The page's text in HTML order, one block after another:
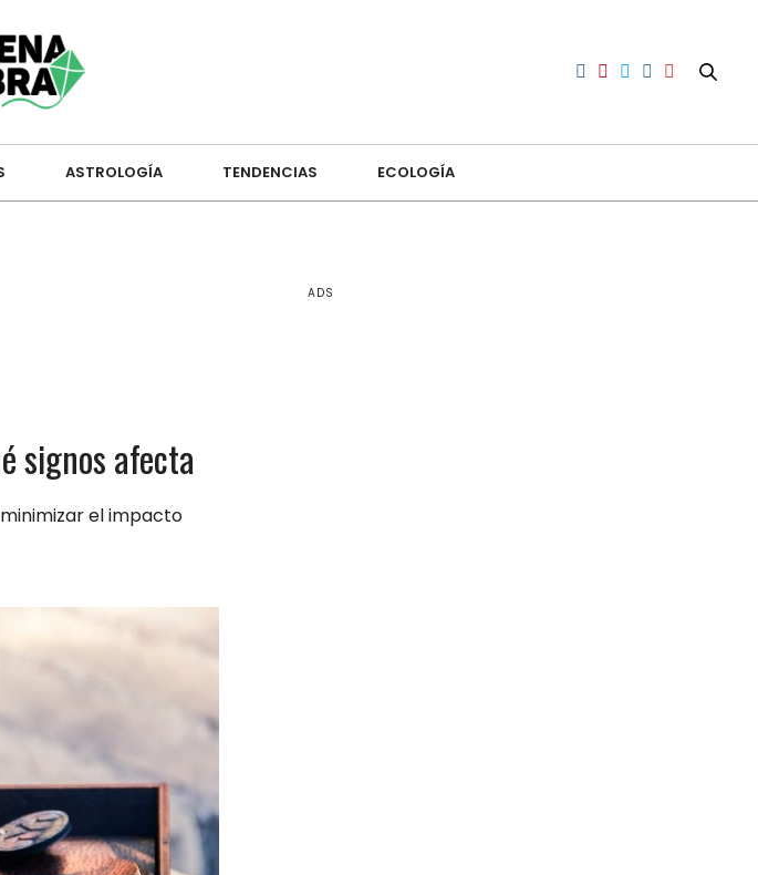
ASTROLOGÍA TENDENCIAS ECOLOGÍA
signos afecta
el impacto
ADS